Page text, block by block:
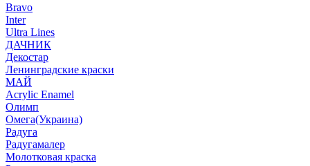
Bravo
Inter
Ultra Lines
ДАЧНИК
Декостар
Ленинградские краски
МАЙ
Acrylic Enamel
Олимп
Омега(Украина)
Радуга
Радугамалер
Молотковая краска